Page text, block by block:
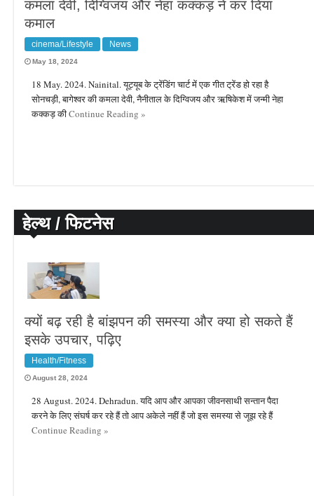
कमला देवी, दिग्विजय और नेहा कक्कड़ ने कर दिया
कमाल
cinema/Lifestyle News
May 18, 2024
18 May. 2024. Nainital. यूट्यूब के ट्रेंडिंग चार्ट में एक गीत ट्रेंड हो रहा है
सोनचड़ी, बागेश्वर की कमला देवी, नैनीताल के दिग्विजय और ऋषिकेश में जन्मी नेहा
कक्कड़ कीContinue Reading »
हेल्थ / फिटनेस
क्यों बढ़ रही है बांझपन की समस्या और क्या हो सकते हैं
इसके उपचार, पढ़िए
Health/Fitness
August 28, 2024
28 August. 2024. Dehradun. यदि आप और आपका जीवनसाथी सन्तान पैदा
करने के लिए संघर्ष कर रहे हैं तो आप अकेले नहीं हैं जो इस समस्या से जूझ रहे हैं
Continue Reading »